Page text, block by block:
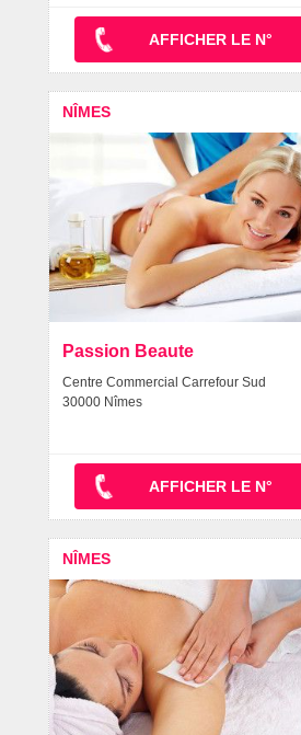
AFFICHER LE N°
NÎMES
Passion Beaute
Centre Commercial Carrefour Sud
30000 Nîmes
AFFICHER LE N°
NÎMES